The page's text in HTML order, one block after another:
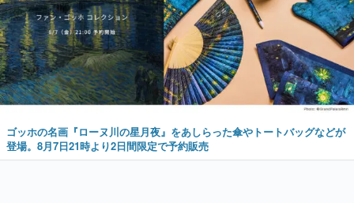
ゴッホの名画『ローヌ川の星月夜』をあしらった傘やトートバッグなどが
登場。8月7日21時より2日間限定で予約販売